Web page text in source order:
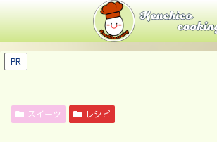
PR
スイーツ レシピ